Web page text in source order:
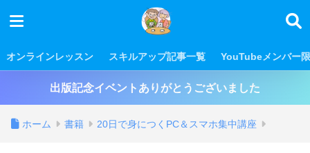
オンラインレッスン スキルアップ記事一覧 YouTubeメンバー
出版記念イベントありがとうございました
ホーム 書籍 20日で身につくPC＆スマホ集中講座